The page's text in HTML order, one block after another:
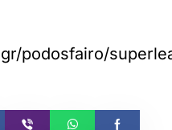
podosfairo/